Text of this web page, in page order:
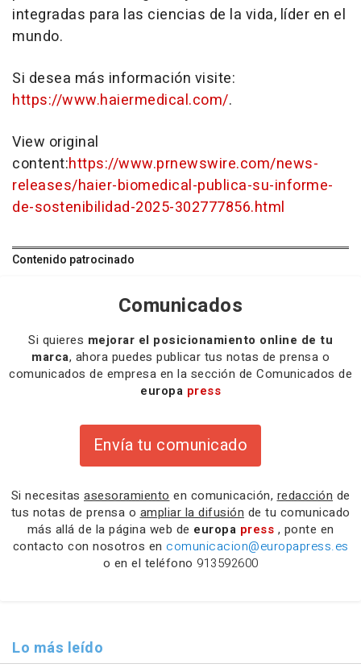
integradas para las ciencias de la vida, líder en el
mundo.
Si desea más información visite:
https://www.haiermedical.com/.
View original
content:https://www.prnewswire.com/news-
releases/haier-biomedical-publica-su-informe-
de-sostenibilidad-2025-302777856.html
Contenido patrocinado
Comunicados
Si quieres mejorar el posicionamiento online de tu
marca, ahora puedes publicar tus notas de prensa o
comunicados de empresa en la sección de Comunicados de
europa press
Envía tu comunicado
Si necesitas asesoramiento en comunicación, redacción de
tus notas de prensa o ampliar la difusión de tu comunicado
más allá de la página web de europa press , ponte en
contacto con nosotros en comunicacion@europapress.es
o en el teléfono 913592600
Lo más leído